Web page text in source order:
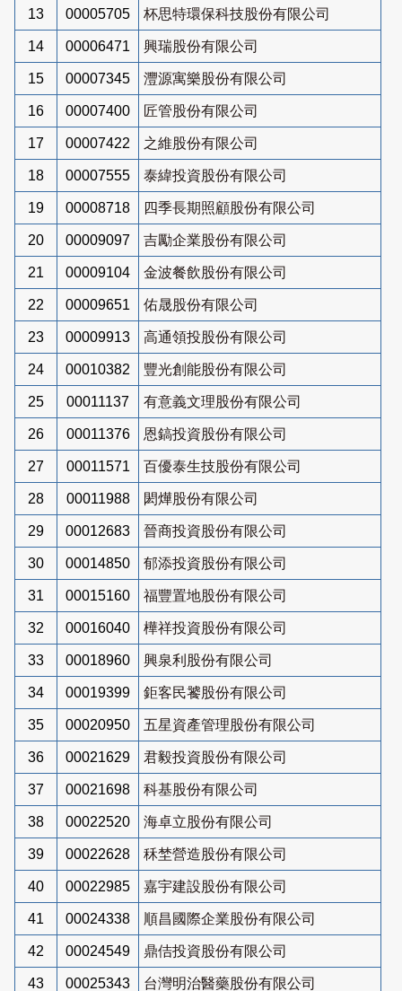
13 00005705 杯思特環保科技股份有限公司
14 00006471 興瑞股份有限公司
15 00007345 灃源寓樂股份有限公司
16 00007400 匠管股份有限公司
17 00007422 之維股份有限公司
18 00007555 泰緯投資股份有限公司
19 00008718 四季長期照顧股份有限公司
20 00009097 吉勵企業股份有限公司
21 00009104 金波餐飲股份有限公司
22 00009651 佑晟股份有限公司
23 00009913 高通領投股份有限公司
24 00010382 豐光創能股份有限公司
25 00011137 有意義文理股份有限公司
26 00011376 恩鎬投資股份有限公司
27 00011571 百優泰生技股份有限公司
28 00011988 閎燁股份有限公司
29 00012683 晉商投資股份有限公司
30 00014850 郁添投資股份有限公司
31 00015160 福豐置地股份有限公司
32 00016040 樺祥投資股份有限公司
33 00018960 興泉利股份有限公司
34 00019399 鉅客民饕股份有限公司
35 00020950 五星資產管理股份有限公司
36 00021629 君毅投資股份有限公司
37 00021698 科基股份有限公司
38 00022520 海卓立股份有限公司
39 00022628 秝埜營造股份有限公司
40 00022985 嘉宇建設股份有限公司
41 00024338 順昌國際企業股份有限公司
42 00024549 鼎佶投資股份有限公司
43 00025343 台灣明治醫藥股份有限公司